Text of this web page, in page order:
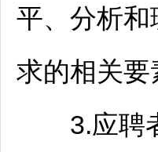
平、分析
求的相关要
3.应聘者